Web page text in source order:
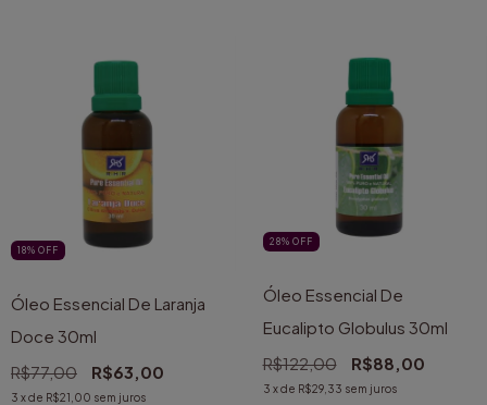
18% OFF
Óleo Essencial De Laranja
Doce 30ml
R$77,00
R$63,00
3 x de R$21,00 sem juros
28% OFF
Óleo Essencial De
Eucalipto Globulus 30ml
R$122,00
R$88,00
3 x de R$29,33 sem juros